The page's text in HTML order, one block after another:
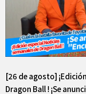
[26 de agosto]
Dragon Ball ! ¡Se